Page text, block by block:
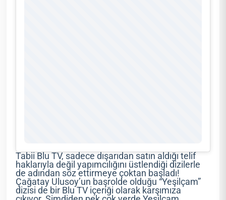
Tabii Blu TV, sadece dışarıdan satın aldığı telif
haklarıyla değil yapımcılığını üstlendiği dizilerle
de adından söz ettirmeye çoktan başladı!
Çağatay Ulusoy’un başrolde olduğu “Yeşilçam”
dizisi de bir Blu TV içeriği olarak karşımıza